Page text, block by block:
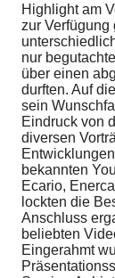
Highlight am
zur Verfügung
nur
über einen
durften. Auf
sein
Eindruck von
diversen
bekannten
Ecario,
lockten die
Anschluss
beliebten
Eingerahmt